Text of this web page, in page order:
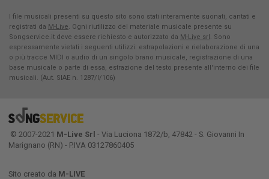
I file musicali presenti su questo sito sono stati interamente suonati, cantati e
registrati da M-Live. Ogni riutilizzo del materiale musicale presente su
Songservice.it deve essere richiesto e autorizzato da M-Live srl. Sono
espressamente vietati i seguenti utilizzi: estrapolazioni e rielaborazione di una
o più tracce MIDI o audio di un singolo brano musicale, registrazione di una
base musicale o parte di essa, estrazione del testo presente all'interno dei file
musicali. (Aut. SIAE n. 1287/I/106)
© 2007-2021 M-Live Srl - Via Luciona 1872/b, 47842 - S. Giovanni In
Marignano (RN) - P.IVA 03127860405
Sito creato da M-LIVE